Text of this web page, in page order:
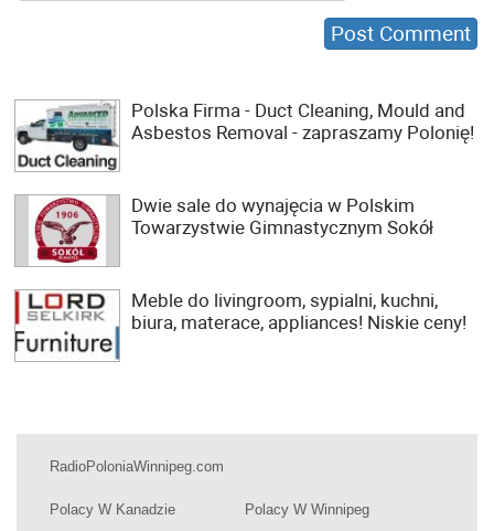
Polska Firma - Duct Cleaning, Mould and
Asbestos Removal - zapraszamy Polonię!
Dwie sale do wynajęcia w Polskim
Towarzystwie Gimnastycznym Sokół
Meble do livingroom, sypialni, kuchni,
biura, materace, appliances! Niskie ceny!
RadioPoloniaWinnipeg.com
Polacy W Kanadzie Polacy W Winnipeg